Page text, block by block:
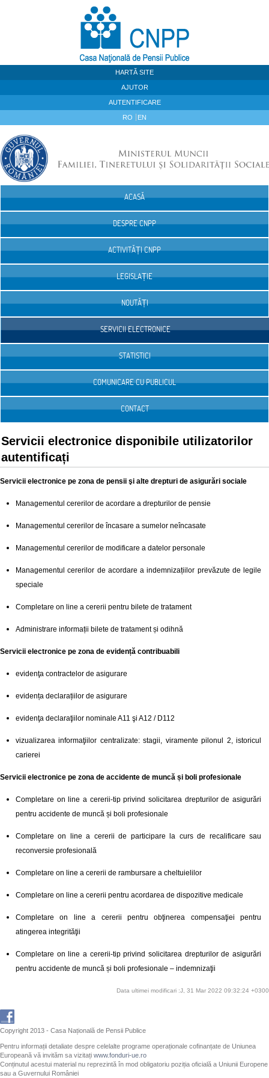
HARTĂ SITE
AJUTOR
AUTENTIFICARE
RO EN
ACASĂ
DESPRE CNPP
ACTIVITĂȚI CNPP
LEGISLAȚIE
NOUTĂȚI
SERVICII ELECTRONICE
STATISTICI
COMUNICARE CU PUBLICUL
CONTACT
Servicii electronice disponibile utilizatorilor
autentificați
Servicii electronice pe zona de pensii şi alte drepturi de asigurări sociale
Managementul cererilor de acordare a drepturilor de pensie
Managementul cererilor de încasare a sumelor neîncasate
Managementul cererilor de modificare a datelor personale
Managementul cererilor de acordare a indemnizațiilor prevăzute de legile
speciale
Completare on line a cererii pentru bilete de tratament
Administrare informații bilete de tratament și odihnă
Servicii electronice pe zona de evidență contribuabili
evidenţa contractelor de asigurare
evidența declarațiilor de asigurare
evidenţa declaraţiilor nominale A11 şi A12 / D112
vizualizarea informaţiilor centralizate: stagii, viramente pilonul 2, istoricul
carierei
Servicii electronice pe zona de accidente de muncă și boli profesionale
Completare on line a cererii-tip privind solicitarea drepturilor de asigurări
pentru accidente de muncă și boli profesionale
Completare on line a cererii de participare la curs de recalificare sau
reconversie profesională
Completare on line a cererii de rambursare a cheltuielilor
Completare on line a cererii pentru acordarea de dispozitive medicale
Completare on line a cererii pentru obţinerea compensaţiei pentru
atingerea integrităţii
Completare on line a cererii-tip privind solicitarea drepturilor de asigurări
pentru accidente de muncă și boli profesionale – indemnizaţii
Data ultimei modificari :J, 31 Mar 2022 09:32:24 +0300
Copyright 2013 - Casa Națională de Pensii Publice
Pentru informații detaliate despre celelalte programe operaționale cofinanțate de Uniunea
Europeană vă invităm sa vizitați www.fonduri-ue.ro
Conținutul acestui material nu reprezintă în mod obligatoriu poziția oficială a Uniunii Europene
sau a Guvernului României